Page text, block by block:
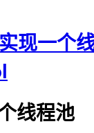
现一个
线程池